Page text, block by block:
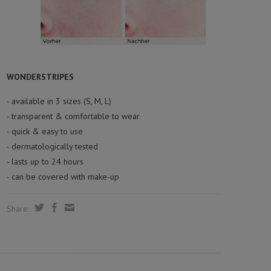
WONDERSTRIPES
- available in 3 sizes (S, M, L)
- transparent & comfortable to wear
- quick & easy to use
- dermatologically tested
- lasts up to 24 hours
- can be covered with make-up
Share: